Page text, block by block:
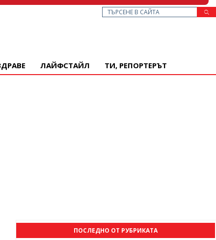
ЛАЙФСТАЙЛ ТИ, РЕПОРТЕРЪТ
ПОСЛЕДНО ОТ РУБРИКАТА